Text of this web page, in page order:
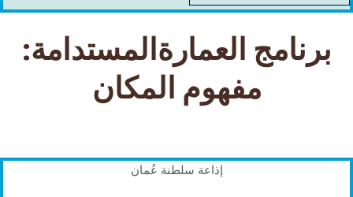
برنامج العمارةالمستدامة:
مفهوم المكان
إذاعة سلطنة عُمان